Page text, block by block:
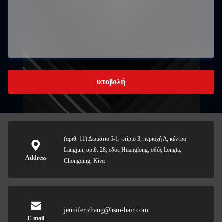
υποβολή
Address
(αριθ. 11) Δωμάτιο 6-1, κτίριο 3, περιοχή Α, κέντρο
Langjun, αριθ. 28, οδός Huanglong, οδός Longta,
Chongqing, Κίνα
E-mail
jennifer.zhang@bsm-hair.com